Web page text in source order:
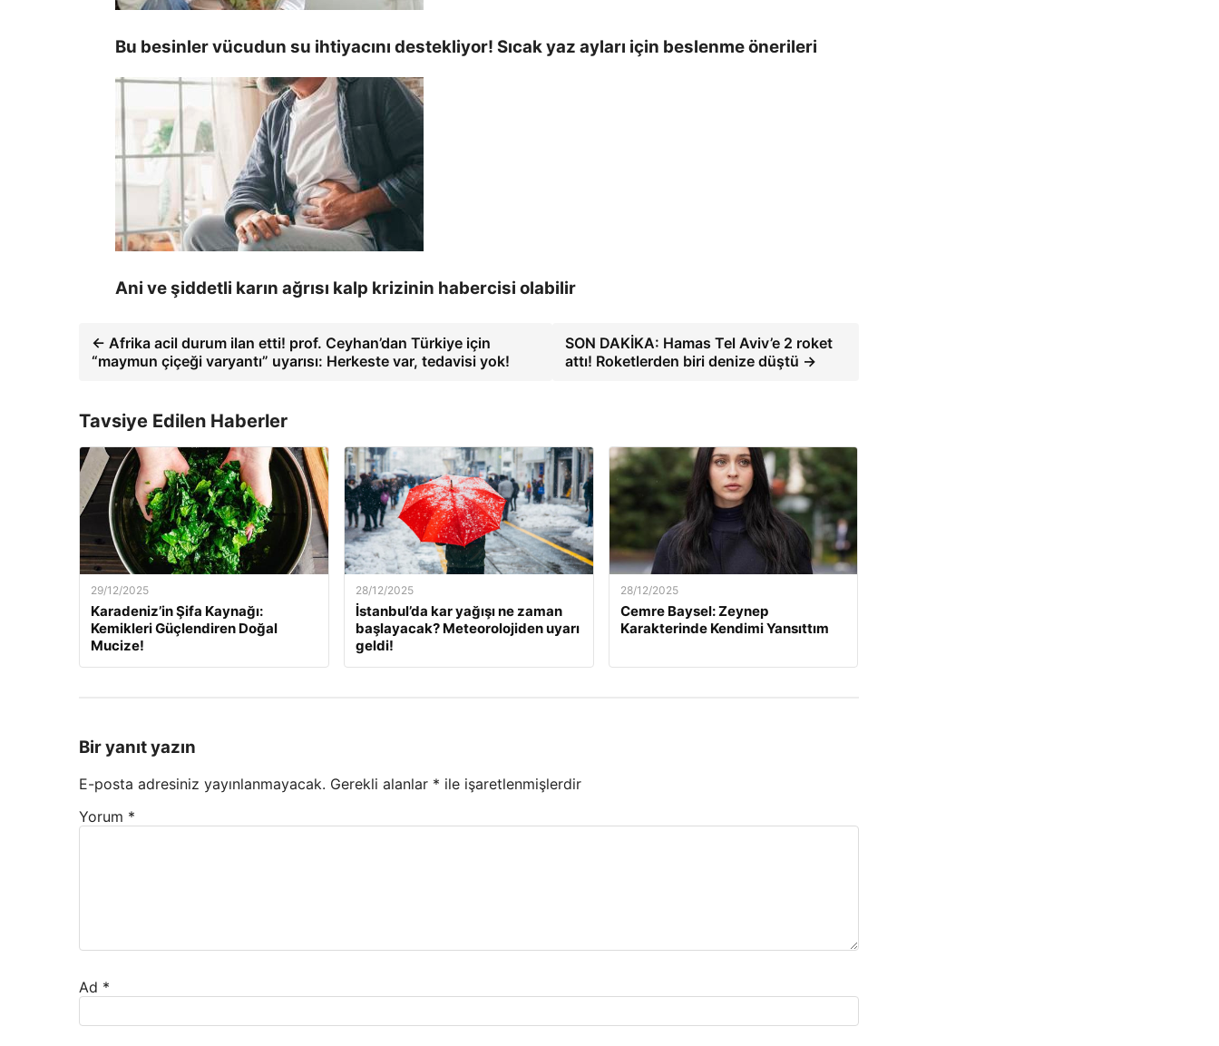
Bu besinler vücudun su ihtiyacını destekliyor! Sıcak yaz ayları için beslenme önerileri
Ani ve şiddetli karın ağrısı kalp krizinin habercisi olabilir
← Afrika acil durum ilan etti! prof. Ceyhan’dan Türkiye için
“maymun çiçeği varyantı” uyarısı: Herkeste var, tedavisi yok!
SON DAKİKA: Hamas Tel Aviv’e 2 roket
attı! Roketlerden biri denize düştü →
Tavsiye Edilen Haberler
29/12/2025
Karadeniz’in Şifa Kaynağı:
Kemikleri Güçlendiren Doğal
Mucize!
28/12/2025
İstanbul’da kar yağışı ne zaman
başlayacak? Meteorolojiden uyarı
geldi!
28/12/2025
Cemre Baysel: Zeynep
Karakterinde Kendimi Yansıttım
Bir yanıt yazın
E-posta adresiniz yayınlanmayacak. Gerekli alanlar * ile işaretlenmişlerdir
Yorum *
Ad *